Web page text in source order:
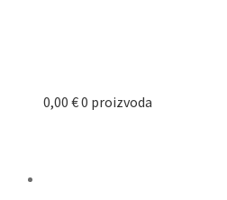
0,00 €0 proizvoda